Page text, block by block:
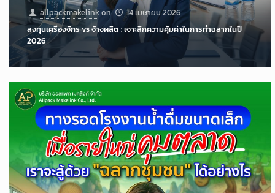
allpackmakelinkon
14 เมษายน 2026
ลงทุนเครื่องจักร vs จ้างผลิต : เจาะลึกความคุ้มค่าในการทำฉลากในปี
2026